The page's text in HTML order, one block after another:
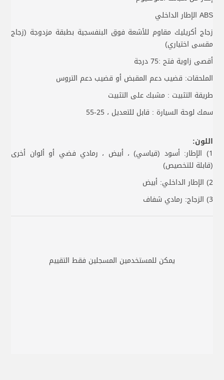
ABS الإطار الداخلي
زجاج أكريليك مقاوم للأشعة فوق البنفسجية بطبقة مزدوجة (زجاج
مقسى اختياري)
أقصى زاوية فتح :75 درجة
الملحقات: قضيب دعم المقبض أو قضيب دعم التروس
طريقة التثبيت : مشبك على التثبيت
سمك لوحة السيارة : قابل للتعديل ، 25-55
اللون:
1) الإطار: أسود (قياسي) ، أبيض ، رمادي فضي أو ألوان أخرى
(قابلة للتخصيص)
2) الإطار الداخلي: أبيض
3) الزجاج: رمادي شفاف
يمكن للمستخدمين المسجلين فقط التقييم